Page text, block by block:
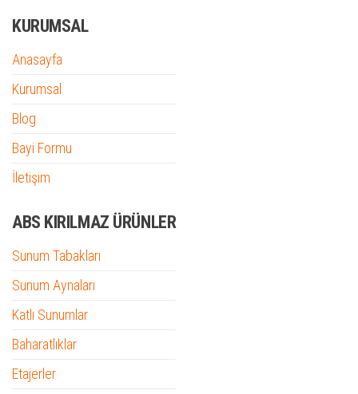
KURUMSAL
Anasayfa
Kurumsal
Blog
Bayi Formu
İletişim
ABS KIRILMAZ ÜRÜNLER
Sunum Tabakları
Sunum Aynaları
Katlı Sunumlar
Baharatlıklar
Etajerler